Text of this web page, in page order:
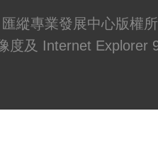
匯縱專業發展中心版權
度及 Internet Explorer